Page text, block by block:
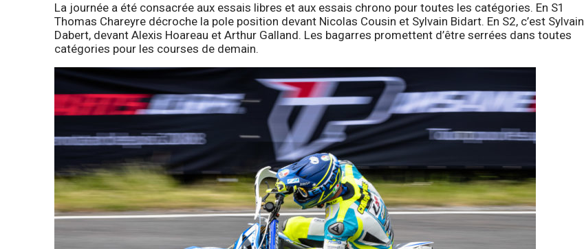
La journée a été consacrée aux essais libres et aux essais chrono pour toutes les catégories. En S1
Thomas Chareyre décroche la pole position devant Nicolas Cousin et Sylvain Bidart. En S2, c’est Sylvain
Dabert, devant Alexis Hoareau et Arthur Galland. Les bagarres promettent d’être serrées dans toutes
catégories pour les courses de demain.